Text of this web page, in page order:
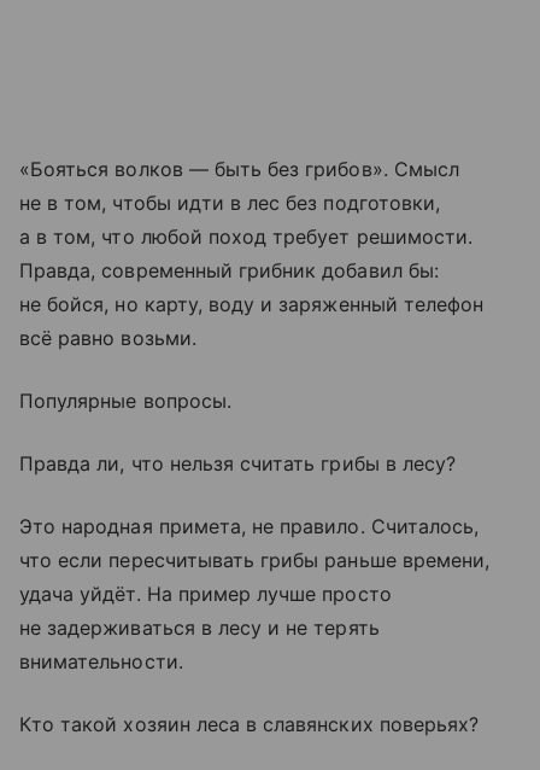
«Бояться волков — быть без грибов». Смысл
не в том, чтобы идти в лес без подготовки,
а в том, что любой поход требует решимости.
Правда, современный грибник добавил бы:
не бойся, но карту, воду и заряженный телефон
всё равно возьми.
Популярные вопросы.
Правда ли, что нельзя считать грибы в лесу?
Это народная примета, не правило. Считалось,
что если пересчитывать грибы раньше времени,
удача уйдёт. На пример лучше просто
не задерживаться в лесу и не терять
внимательности.
Кто такой хозяин леса в славянских поверьях?